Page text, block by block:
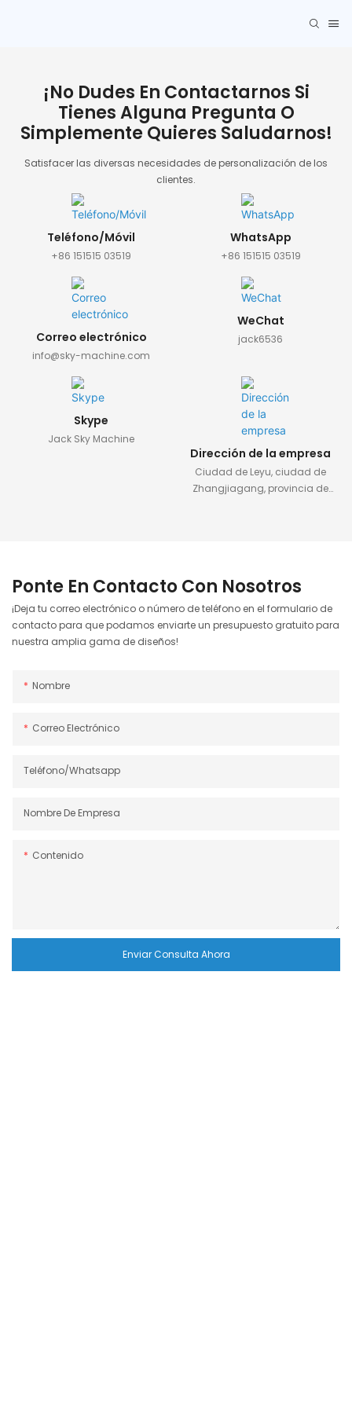
¡No Dudes En Contactarnos Si
Tienes Alguna Pregunta O
Simplemente Quieres Saludarnos!
Satisfacer las diversas necesidades de personalización de los
clientes.
Teléfono/Móvil
+86 151515 03519
WhatsApp
+86 151515 03519
Correo electrónico
info@sky-machine.com
WeChat
jack6536
Skype
Jack Sky Machine
Dirección de la empresa
Ciudad de Leyu, ciudad de
Zhangjiagang, provincia de
Ponte En Contacto Con Nosotros
¡Deja tu correo electrónico o número de teléfono en el formulario de
contacto para que podamos enviarte un presupuesto gratuito para
nuestra amplia gama de diseños!
Nombre
Correo Electrónico
Teléfono/whatsapp
Nombre De Empresa
Contenido
Enviar Consulta Ahora